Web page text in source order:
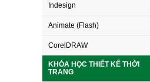
Indesign
Animate (Flash)
CorelDRAW
KHÓA HỌC THIẾT KẾ THỜI
TRANG